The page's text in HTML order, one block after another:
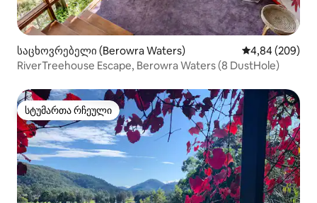
საცხოვრებელი (Berowra Waters) საშუალო
4,84 (209)
RiverTreehouse Escape, Berowra Waters (8 DustHole)
სტუმართა რჩეული
სტუმართა რჩეული